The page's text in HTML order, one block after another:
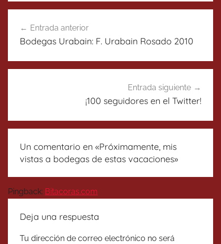
de
Entrada anterior
Bodegas Urabain: F. Urabain Rosado 2010
Entrada siguiente
¡100 seguidores en el Twitter!
Un comentario en «Próximamente, mis
vistas a bodegas de estas vacaciones»
Pingback: Bitacoras.com
Deja una respuesta
Tu dirección de correo electrónico no será